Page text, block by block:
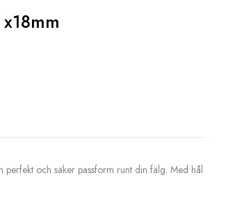
perfekt och säker passform runt din fälg. Med hål